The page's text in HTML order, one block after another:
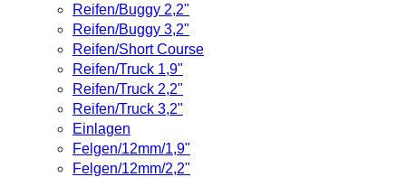
Reifen/Buggy 2,2"
Reifen/Buggy 3,2"
Reifen/Short Course
Reifen/Truck 1,9"
Reifen/Truck 2,2"
Reifen/Truck 3,2"
Einlagen
Felgen/12mm/1,9"
Felgen/12mm/2,2"